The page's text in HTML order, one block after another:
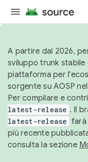
A partire dal 2026,
sviluppo trunk stabile
piattaforma per
sorgente su AOSP
Per compilare e
latest-release . Il
latest-release farà
più recente
consulta la sezione